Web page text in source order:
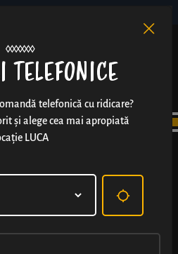
TELEFONICE
telefonică cu ridicare?
și alege cea mai apropiată
LUCA